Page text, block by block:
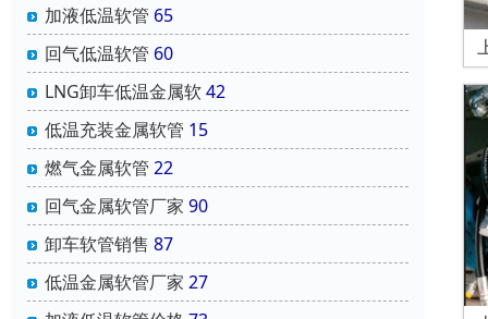
加液低温软管 65
回气低温软管 60
LNG卸车低温金属软42
低温充装金属软管 15
燃气金属软管 22
回气金属软管厂家 90
卸车软管销售 87
低温金属软管厂家 27